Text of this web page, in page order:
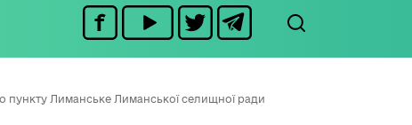
Лиманське Лиманської селищної ради